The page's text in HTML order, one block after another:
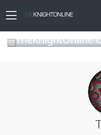
TheKnightOnline